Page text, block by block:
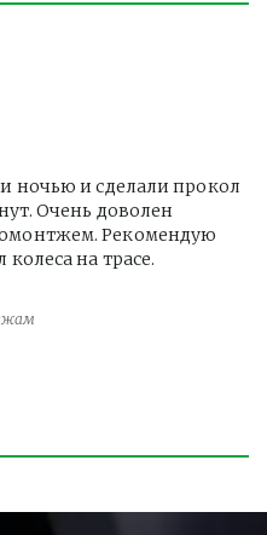
ночью и сделали прокол
Очень доволен
Рекомендую
на трасе.